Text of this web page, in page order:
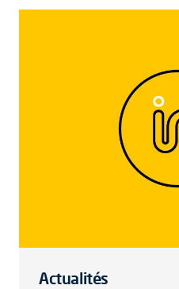
Actualités